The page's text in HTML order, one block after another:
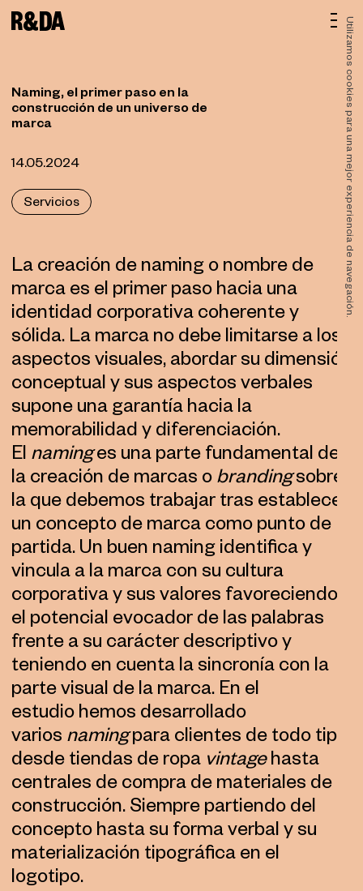
Utilizamos cookies para una mejor experiencia de navegación.
Naming, el primer paso en la
construcción de un universo de
marca
14.05.2024
Servicios
La creación de naming o nombre de
marca es el primer paso hacia una
identidad corporativa coherente y
sólida. La marca no debe limitarse a los
aspectos visuales, abordar su dimensión
conceptual y sus aspectos verbales
supone una garantía hacia la
memorabilidad y diferenciación.
El naminges una parte fundamental de
la creación de marcas o brandingsobre
la que debemos trabajar tras establecer
un concepto de marca como punto de
partida. Un buen naming identifica y
vincula a la marca con su cultura
corporativa y sus valores favoreciendo
el potencial evocador de las palabras
frente a su carácter descriptivo y
teniendo en cuenta la sincronía con la
parte visual de la marca. En el
estudio hemos desarrollado
varios namingpara clientes de todo tipo,
desde tiendas de ropa vintagehasta
centrales de compra de materiales de
construcción. Siempre partiendo del
concepto hasta su forma verbal y su
materialización tipográfica en el
logotipo.